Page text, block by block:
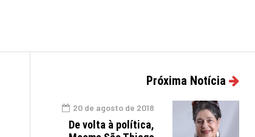
Próxima Notícia
20 de agosto de 2018
De volta à política,